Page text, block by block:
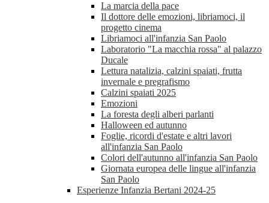
La marcia della pace
Il dottore delle emozioni, libriamoci, il
progetto cinema
Libriamoci all'infanzia San Paolo
Laboratorio "La macchia rossa" al palazzo
Ducale
Lettura natalizia, calzini spaiati, frutta
invernale e pregrafismo
Calzini spaiati 2025
Emozioni
La foresta degli alberi parlanti
Halloween ed autunno
Foglie, ricordi d'estate e altri lavori
all'infanzia San Paolo
Colori dell'autunno all'infanzia San Paolo
Giornata europea delle lingue all'infanzia
San Paolo
Esperienze Infanzia Bertani 2024-25